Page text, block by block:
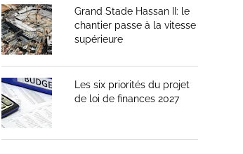
Grand Stade Hassan II: le
chantier passe à la vitesse
supérieure
Les six priorités du projet
de loi de finances 2027